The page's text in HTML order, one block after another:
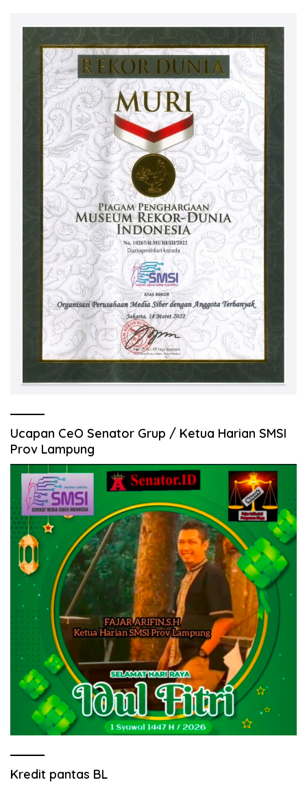
Ucapan CeO Senator Grup / Ketua Harian SMSI
Prov Lampung
Kredit pantas BL